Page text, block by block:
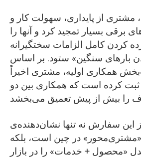
مشتری از پایداری، سهولت کار و
برقی بسیار تمجید کرد و آنها را
کردن کامل الزامات سختگیرانه
بارهای سنگین» ستود. بر اساس
همکاری اولیه، مشتری اخیراً
کرده است که همکاری بین دو
این سفارش نه تنها نشان‌دهنده‌ی
در چین است، بلکه
«محصول + خدمات» را در بازار